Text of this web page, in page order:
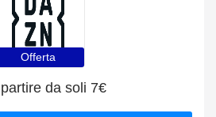
Offerta
da soli 7€